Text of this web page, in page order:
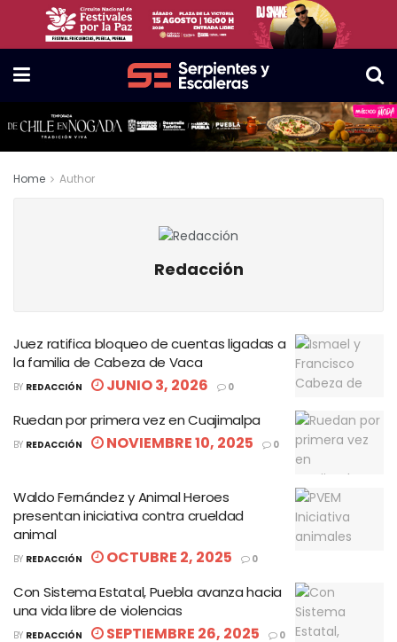
Home Author
Redacción
Juez ratifica bloqueo de cuentas ligadas a
la familia de Cabeza de Vaca
BY REDACCIÓN JUNIO 3, 2026 0
Ruedan por primera vez en Cuajimalpa
BY REDACCIÓN NOVIEMBRE 10, 2025 0
Waldo Fernández y Animal Heroes
presentan iniciativa contra crueldad
animal
BY REDACCIÓN OCTUBRE 2, 2025 0
Con Sistema Estatal, Puebla avanza hacia
una vida libre de violencias
BY REDACCIÓN SEPTIEMBRE 26, 2025 0